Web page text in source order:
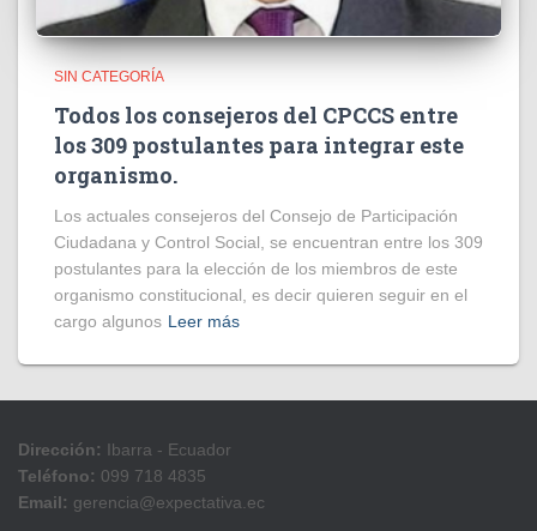
SIN CATEGORÍA
Todos los consejeros del CPCCS entre
los 309 postulantes para integrar este
organismo.
Los actuales consejeros del Consejo de Participación
Ciudadana y Control Social, se encuentran entre los 309
postulantes para la elección de los miembros de este
organismo constitucional, es decir quieren seguir en el
cargo algunos Leer más
Dirección: Ibarra - Ecuador
Teléfono: 099 718 4835
Email: gerencia@expectativa.ec